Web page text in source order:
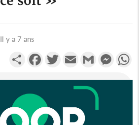
Il y a 7 ans
PartagerFacebookTwitterEmail Gmail